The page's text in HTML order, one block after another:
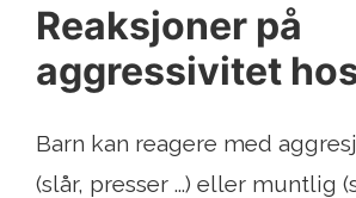
Reaksjoner på
aggressivitet
Barn kan reagere med
(slår, presser ...) eller muntlig